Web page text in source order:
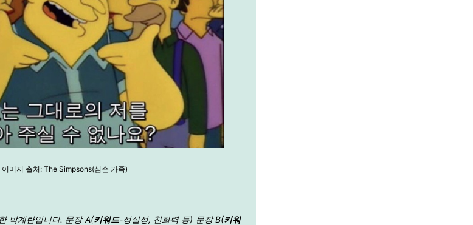
이미지 출처: The Simpsons(심슨 가족)
박계란입니다. 문장 A(키워드-성실성, 친화력 등) 문장 B(키워